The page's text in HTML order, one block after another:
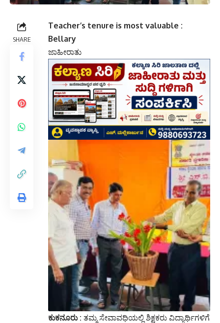
SHARE
Teacher’s tenure is most valuable :
Bellary
ಜಾಹೀರಾತು
ಕುಕನೂರು : ತಮ್ಮ ಸೇವಾವಧಿಯಲ್ಲಿ ಶಿಕ್ಷಕರು ವಿದ್ಯಾರ್ಥಿಗಳಿಗೆ